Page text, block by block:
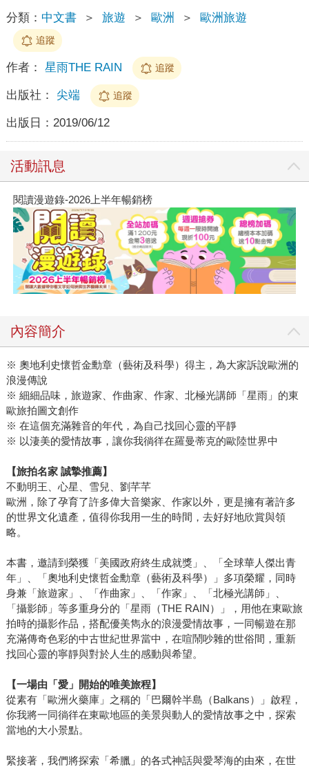
分類： 中文書 ＞ 旅遊 ＞ 歐洲 ＞ 歐洲旅遊
追蹤
作者： 星雨THE RAIN 追蹤
出版社： 尖端 追蹤
出版日： 2019/06/12
活動訊息
閱讀漫遊錄-2026上半年暢銷榜
內容簡介
※ 奧地利史懷哲金勳章（藝術及科學）得主，為大家訴說歐洲的
浪漫傳說
※ 細細品味，旅遊家、作曲家、作家、北極光講師「星雨」的東
歐旅拍圖文創作
※ 在這個充滿雜音的年代，為自己找回心靈的平靜
※ 以淒美的愛情故事，讓你我徜徉在羅曼蒂克的歐陸世界中
【旅拍名家 誠摯推薦】
不動明王、心星、雪兒、劉芊芊
歐洲，除了孕育了許多偉大音樂家、作家以外，更是擁有著許多
的世界文化遺產，值得你我用一生的時間，去好好地欣賞與領
略。
本書，邀請到榮獲「美國政府終生成就獎」、「全球華人傑出青
年」、「奧地利史懷哲金勳章（藝術及科學）」多項榮耀，同時
身兼「旅遊家」、「作曲家」、「作家」、「北極光講師」、
「攝影師」等多重身分的「星雨（THE RAIN）」，用他在東歐旅
拍時的攝影作品，搭配優美雋永的浪漫愛情故事，一同暢遊在那
充滿傳奇色彩的中古世紀世界當中，在喧鬧吵雜的世俗間，重新
找回心靈的寧靜與對於人生的感動與希望。
【一場由「愛」開始的唯美旅程】
從素有「歐洲火藥庫」之稱的「巴爾幹半島（Balkans）」啟程，
你我將一同徜徉在東歐地區的美景與動人的愛情故事之中，探索
當地的大小景點。
緊接著，我們將探索「希臘」的各式神話與愛琴海的由來，在世